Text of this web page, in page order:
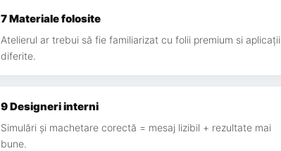
7 Materiale folosite
Atelierul ar trebui să fie familiarizat cu folii premium si aplicații
diferite.
9 Designeri interni
Simulări și machetare corectă = mesaj lizibil + rezultate mai
bune.